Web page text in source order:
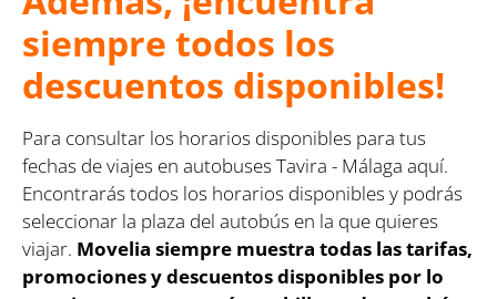
siempre todos los
descuentos disponibles!
Para consultar los horarios disponibles para tus
fechas de viajes en autobuses Tavira - Málaga aquí.
Encontrarás todos los horarios disponibles y podrás
seleccionar la plaza del autobús en la que quieres
viajar. Movelia siempre muestra todas las tarifas,
promociones y descuentos disponibles por lo